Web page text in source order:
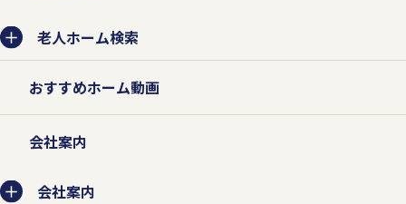
老人ホーム検索
おすすめホーム動画
会社案内
会社案内